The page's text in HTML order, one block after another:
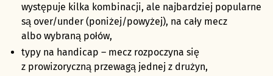
występuje kilka kombinacji, ale najbardziej popularne
są over/under (poniżej/powyżej), na cały mecz
albo wybraną połów,
typy na handicap – mecz rozpoczyna się
z prowizoryczną przewagą jednej z drużyn,